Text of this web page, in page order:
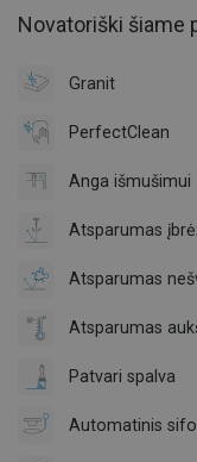
Novatoriški šiame
Granit
PerfectClean
Anga išmušimui
Atsparumas
Atsparumas
Atsparumas
Patvari spalva
Automatinis